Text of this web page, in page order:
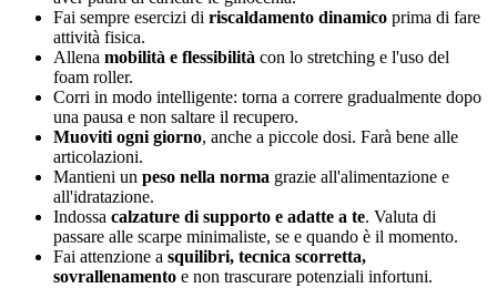
Fai sempre esercizi di riscaldamento dinamico prima di fare
attività fisica.
Allena mobilità e flessibilità con lo stretching e l'uso del
foam roller.
Corri in modo intelligente: torna a correre gradualmente dopo
una pausa e non saltare il recupero.
Muoviti ogni giorno, anche a piccole dosi. Farà bene alle
articolazioni.
Mantieni un peso nella norma grazie all'alimentazione e
all'idratazione.
Indossa calzature di supporto e adatte a te. Valuta di
passare alle scarpe minimaliste, se e quando è il momento.
Fai attenzione a squilibri, tecnica scorretta,
sovrallenamento e non trascurare potenziali infortuni.